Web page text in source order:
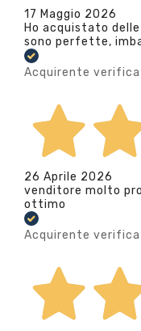
17 Maggio 2026
Ho acquistato
sono perfette,
Acquirente
26 Aprile 2026
venditore molto
ottimo
Acquirente